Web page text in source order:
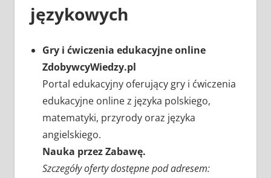
językowych
Gry i ćwiczenia edukacyjne online
ZdobywcyWiedzy.pl
Portal edukacyjny oferujący gry i ćwiczenia
edukacyjne online z języka polskiego,
matematyki, przyrody oraz języka
angielskiego.
Nauka przez Zabawę.
Szczegóły oferty dostępne pod adresem: